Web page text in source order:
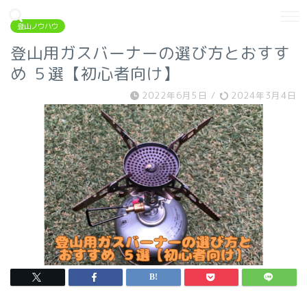
登山ノウハウ
登山用ガスバーナーの選び方とおすす
め ５選【初心者向け】
2022年6月5日 / 2024年3月4日